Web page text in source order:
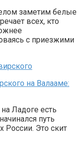
заметим белые
всех, кто
с приезжими
на Валааме:
Ладоге есть
путь
России. Это скит